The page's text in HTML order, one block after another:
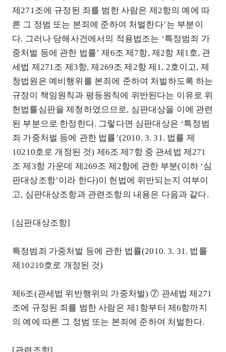
제271조에 규정된 죄를 범한 사람은 제2항의 예에 따
른 그 정범 또는 본죄에 준하여 처벌한다’는 부분이
다. 그러나 당해사건에서의 적용법조는 ‘특정범죄 가
중처벌 등에 관한 법률’ 제6조 제7항, 제2항 제1호, 관
세법 제271조 제3항, 제269조 제2항 제1, 2호이고, 제
청법원은 예비행위를 본죄에 준하여 처벌하도록 하는
규정이 책임원칙과 평등원칙에 위반된다는 이유로 위
헌법률심판을 제청하였으므로, 심판대상을 이에 관련
된 부분으로 한정한다. 그렇다면 심판대상은 ‘특정범
죄 가중처벌 등에 관한 법률’(2010. 3. 31. 법률 제
10210호로 개정된 것) 제6조 제7항 중 관세법 제271
조 제3항 가운데 제269조 제2항에 관한 부분(이하 ‘심
판대상조항’이라 한다)이 헌법에 위반되는지 여부이
고, 심판대상조항과 관련조항의 내용은 다음과 같다.
[심판대상조항]
특정범죄 가중처벌 등에 관한 법률(2010. 3. 31. 법률
제10210호로 개정된 것)
제6조(관세법 위반행위의 가중처벌) ⑦ 관세법 제271
조에 규정된 죄를 범한 사람은 제1항부터 제6항까지
의 예에 따른 그 정범 또는 본죄에 준하여 처벌한다.
[관련조항]